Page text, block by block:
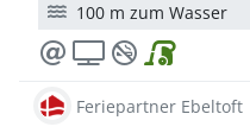
100 m zum Wasser
Feriepartner Ebeltoft